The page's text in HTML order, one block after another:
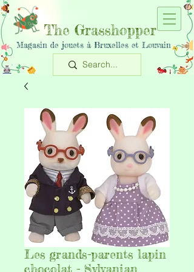
The Grasshopper
Magasin de jouets à Bruxelles et Louvain
Les grands-parents lapin
chocolat - Sylvanian